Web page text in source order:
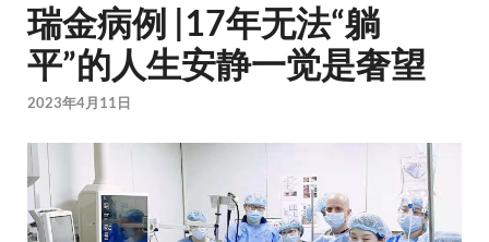
瑞金病例 |17年无法“躺
平”的人生安静一觉是奢望
2023年4月11日